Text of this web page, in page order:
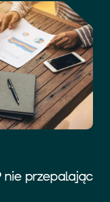
nie przepalając